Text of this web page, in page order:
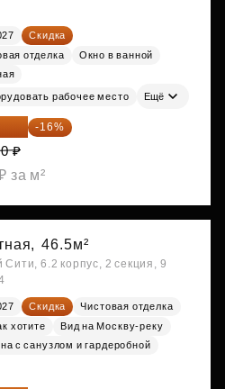
Скидка
отделка
Окно в ванной
рабочее место Ещё
₽ -16%
₽
за м²
46.5м²
6.2 корпус, 2 секция, 9
Скидка
Чистовая отделка
хотите
Вид на Москву-реку
с санузлом и гардеробной